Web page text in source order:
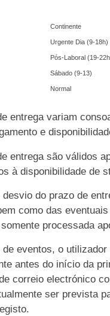
Continente
Urgente Dia (9-18h)
Pós-Laboral (19-
Sábado (9-13)
Normal
entrega variam
e
entrega são válidos
à disponibilidade de
desvio do prazo de
como das
processada
de eventos, o
antes do início da
correio electrónico
ser prevista